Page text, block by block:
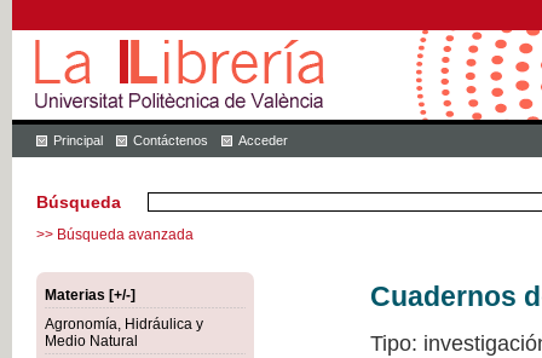
Principal Contáctenos Acceder
Búsqueda
>> Búsqueda avanzada
Materias [+/-]
Agronomía, Hidráulica y
Medio Natural
Cuadernos
Tipo: